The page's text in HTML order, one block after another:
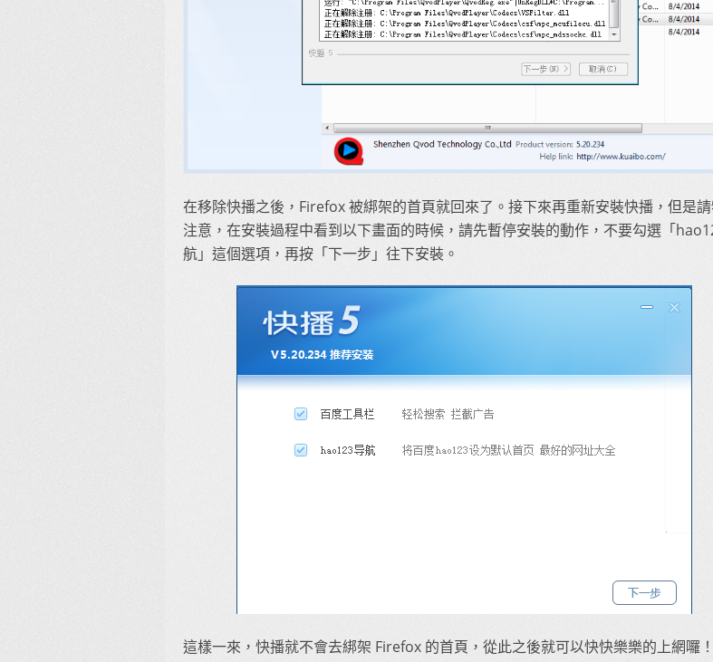
在移除快播之後，Firefox 被綁架的首頁就回來了。接下來再重新安裝快播，但是
注意，在安裝過程中看到以下畫面的時候，請先暫停安裝的動作，不要勾選「
航」這個選項，再按「下一步」往下安裝。
這樣一來，快播就不會去綁架 Firefox 的首頁，從此之後就可以快快樂樂的上網囉